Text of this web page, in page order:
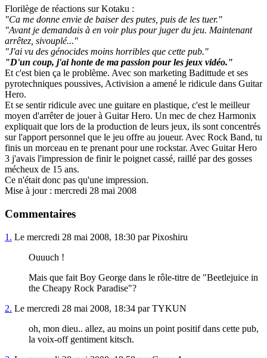
Florilège de réactions sur Kotaku :
"Ca me donne envie de baiser des putes, puis de les tuer."
"Avant je demandais à en voir plus pour juger du jeu. Maintenant
arrêtez, sivouplé..."
"J'ai vu des génocides moins horribles que cette pub."
"D'un coup, j'ai honte de ma passion pour les jeux vidéo."
Et c'est bien ça le problème. Avec son marketing Badittude et ses
pyrotechniques poussives, Activision a amené le ridicule dans Guitar
Hero.
Et se sentir ridicule avec une guitare en plastique, c'est le meilleur
moyen d'arrêter de jouer à Guitar Hero. Un mec de chez Harmonix
expliquait que lors de la production de leurs jeux, ils sont concentrés
sur l'apport personnel que le jeu offre au joueur. Avec Rock Band, tu
finis un morceau en te prenant pour une rockstar. Avec Guitar Hero
3 j'avais l'impression de finir le poignet cassé, raillé par des gosses
mécheux de 15 ans.
Ce n'était donc pas qu'une impression.
Mise à jour : mercredi 28 mai 2008
Commentaires
1. Le mercredi 28 mai 2008, 18:30 par Pixoshiru
Ouuuch !
Mais que fait Boy George dans le rôle-titre de "Beetlejuice in
the Cheapy Rock Paradise"?
2. Le mercredi 28 mai 2008, 18:34 par TYKUN
oh, mon dieu.. allez, au moins un point positif dans cette pub,
la voix-off gentiment kitsch.